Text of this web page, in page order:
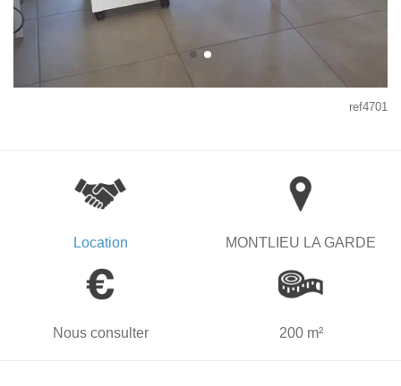
ref4701
Location MONTLIEU LA GARDE
Nous consulter 200 m²